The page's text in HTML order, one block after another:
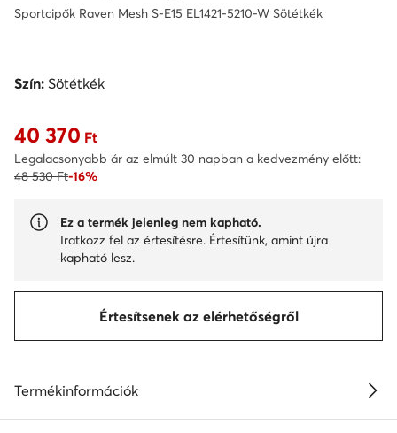
Sportcipők Raven Mesh S-E15 EL1421-5210-W Sötétkék
Szín: Sötétkék
Aktuális ár 40 370 Ft
40 370 Ft
Legalacsonyabb ár az elmúlt 30 napban a kedvezmény előtt:
48 530 Ft-16%
Ez a termék jelenleg nem kapható.
Iratkozz fel az értesítésre. Értesítünk, amint újra
kapható lesz.
Értesítsenek az elérhetőségről
Termékinformációk